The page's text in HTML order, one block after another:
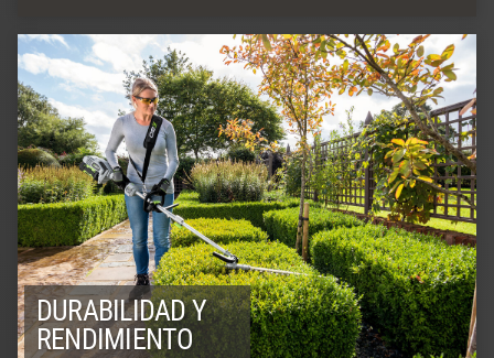
DURABILIDAD Y
RENDIMIENTO